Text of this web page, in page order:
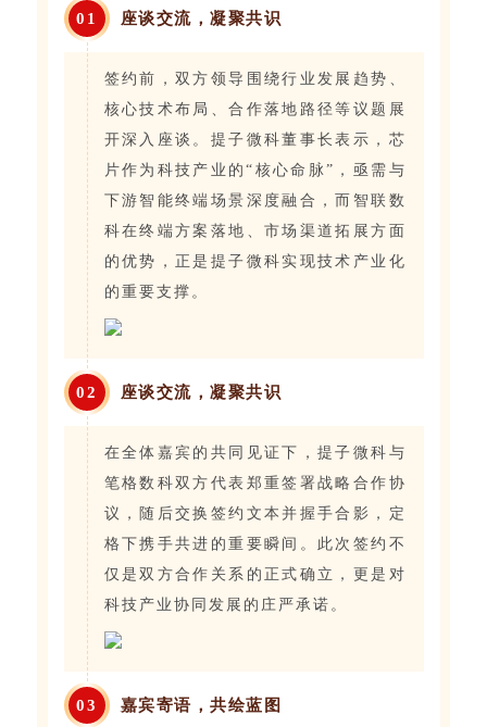
0 1 座谈交流，凝聚共识
签约前，双方领导围绕行业发展趋势、
核心技术布局、合作落地路径等议题展
开深入座谈。提子微科董事长表示，芯
片作为科技产业的“核心命脉”，亟需与
下游智能终端场景深度融合，而智联数
科在终端方案落地、市场渠道拓展方面
的优势，正是提子微科实现技术产业化
的重要支撑。
02 座谈交流，凝聚共识
在全体嘉宾的共同见证下，提子微科与
笔格数科双方代表郑重签署战略合作协
议，随后交换签约文本并握手合影，定
格下携手共进的重要瞬间。此次签约不
仅是双方合作关系的正式确立，更是对
科技产业协同发展的庄严承诺。
03 嘉宾寄语，共绘蓝图